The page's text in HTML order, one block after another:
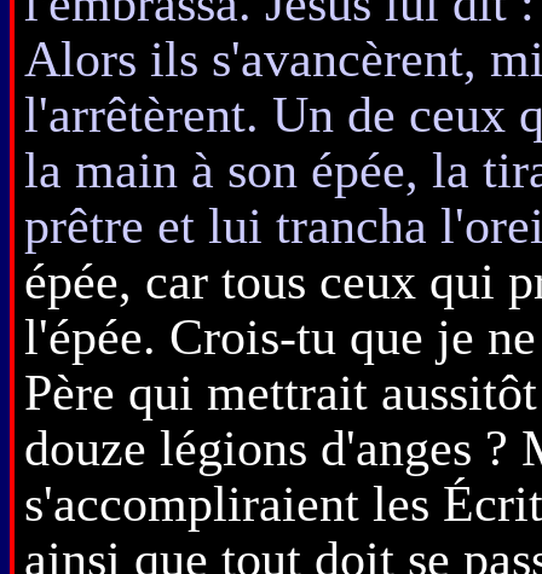
Alors ils s'avancèrent,
l'arrêtèrent. Un de ceux
la main à son épée, la
prêtre et lui trancha
épée, car tous ceux qui
l'épée. Crois-tu que je
Père qui mettrait
douze légions d'anges ?
s'accompliraient les
ainsi que tout doit se